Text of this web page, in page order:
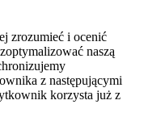
zrozumieć i ocenić
naszą
z następującymi
korzysta już z